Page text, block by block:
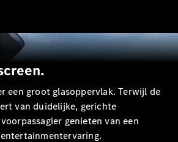
een groot glasoppervlak. Terwijl de
van duidelijke, gerichte
genieten van een